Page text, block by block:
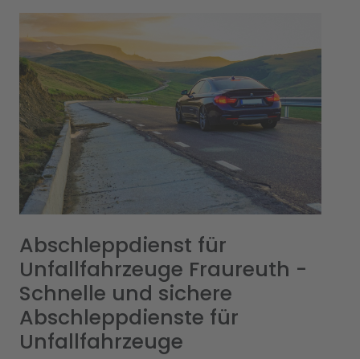
Abschleppdienst für
Unfallfahrzeuge Fraureuth -
Schnelle und sichere
Abschleppdienste für
Unfallfahrzeuge